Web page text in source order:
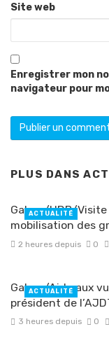
Site web
Enregistrer mon
navigateur pour
PLUS DANS
Gabon/UDB/Visite
mobilisation des
2 heures depuis 0
ACTUALITÉ
Gabon/Aide aux
président de
3 heures depuis 0
ACTUALITÉ